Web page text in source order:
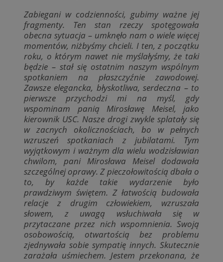
Zabiegani w codzienności, gubimy ważne jej
fragmenty. Ten stan rzeczy spotęgowała
obecna sytuacja – umknęło nam o wiele więcej
momentów, niżbyśmy chcieli. I ten, z początku
roku, o którym nawet nie myślałyśmy, że taki
będzie – stał się ostatnim naszym wspólnym
spotkaniem na płaszczyźnie zawodowej.
Zawsze elegancka, błyskotliwa, serdeczna – to
pierwsze przychodzi mi na myśl, gdy
wspominam panią Mirosławę Meisel, jako
kierownik USC. Nasze drogi zwykle splatały się
w zacnych okolicznościach, bo w pełnych
wzruszeń spotkaniach z jubilatami. Tym
wyjątkowym i ważnym dla wielu wodzisławian
chwilom, pani Mirosława Meisel dodawała
szczególnej oprawy. Z pieczołowitością dbała o
to, by każde takie wydarzenie było
prawdziwym świętem. Z łatwością budowała
relacje z drugim człowiekiem, wzruszała
słowem, z uwagą wsłuchiwała się w
przytaczane przez nich wspomnienia. Swoją
osobowością, otwartością bez problemu
zjednywała sobie sympatię innych. Skutecznie
zarażała uśmiechem. Jestem przekonana, że